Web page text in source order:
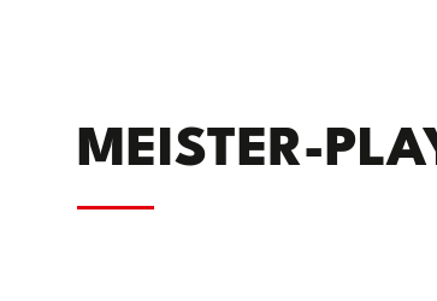
MEISTER-